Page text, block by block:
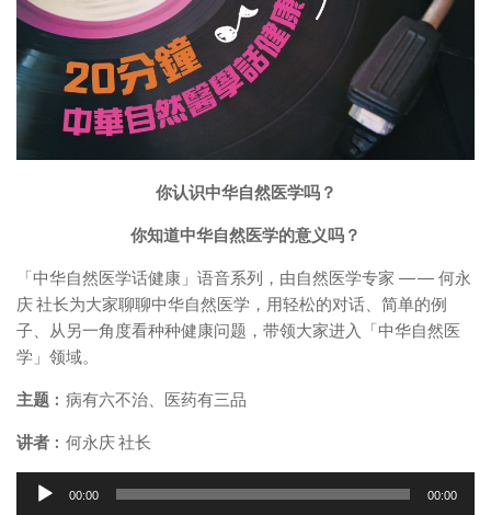
你认识中华自然医学吗？
你知道中华自然医学的意义吗？
「中华自然医学话健康」语音系列，由自然医学专家 —— 何永
庆 社长为大家聊聊中华自然医学，用轻松的对话、简单的例
子、从另一角度看种种健康问题，带领大家进入「中华自然医
学」领域。
主题 ︰病有六不治、医药有三品
讲者 ︰何永庆 社长
00:00 00:00